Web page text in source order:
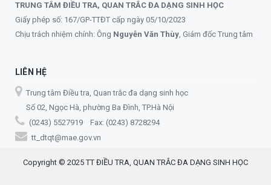
TRUNG TÂM ĐIỀU TRA, QUAN TRẮC ĐA DẠNG SINH HỌC
Giấy phép số: 167/GP-TTĐT cấp ngày 05/10/2023
Chịu trách nhiệm chính: Ông Nguyễn Văn Thùy, Giám đốc Trung tâm
LIÊN HỆ
Trung tâm Điều tra, Quan trắc đa dạng sinh học
Số 02, Ngọc Hà, phường Ba Đình, TP.Hà Nội
(0243) 5527919 Fax: (0243) 8728294
tt_dtqt@mae.gov.vn
Copyright © 2025 TT ĐIỀU TRA, QUAN TRẮC ĐA DẠNG SINH HỌC